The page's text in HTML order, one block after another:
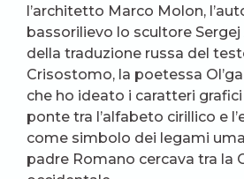
l’architetto Marco Molon,
bassorilievo lo scultore Sergej
della traduzione russa del
Crisostomo, la poetessa
che ho ideato i caratteri
ponte tra l’alfabeto cirillico e
come simbolo dei legami
padre Romano cercava tra la